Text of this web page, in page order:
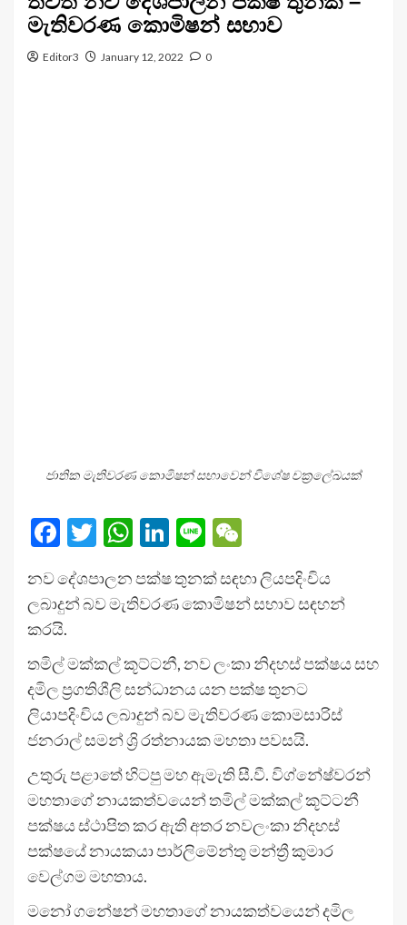
මැතිවරණ කොමිෂන් සභාව
Editor3 January 12, 2022 0
ජාතික මැතිවරණ කොමිෂන් සභාවෙන් විශේෂ චක්‍රලේඛයක්
Facebook
Twitter
WhatsApp
LinkedIn
Line
නව දේශපාලන පක්ෂ තුනක් සඳහා ලියපදිංචිය
ලබාදුන් බව මැතිවරණ කොමිෂන් සභාව සඳහන්
කරයි.
තමිල් මක්කල් කූට්ටනී, නව ලංකා නිදහස් පක්ෂය සහ
දමිල ප්‍රගතිශීලි සන්ධානය යන පක්ෂ තුනට
ලියාපදිංචිය ලබාදුන් බව මැතිවරණ කොමසාරිස්
ජනරාල් සමන් ශ්‍රි රත්නායක මහතා පවසයි.
උතුරු පළාතේ හිටපු මහ ඇමැති සී.වී. විග්නේෂ්වරන්
මහතාගේ නායකත්වයෙන් තමිල් මක්කල් කූට්ටනී
පක්ෂය ස්ථාපිත කර ඇති අතර නවලංකා නිදහස්
පක්ෂයේ නායකයා පාර්ලිමේන්තු මන්ත්‍රී කුමාර
වෙල්ගම මහතාය.
මනෝ ගනේෂන් මහතාගේ නායකත්වයෙන් දමිල